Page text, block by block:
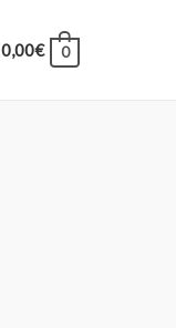
0,00€ 0